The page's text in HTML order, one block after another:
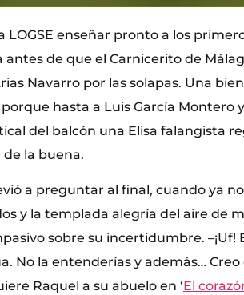
enseñar pronto a los
de que el Carnicerito de
Navarro por las solapas. Una
hasta a Luis García Montero
del balcón una Elisa falangista
la buena.
a preguntar al final, cuando ya
y la templada alegría del aire de
sobre su incertidumbre. –¡Uf!
No la entenderías y además…
Raquel a su abuelo en ‘El